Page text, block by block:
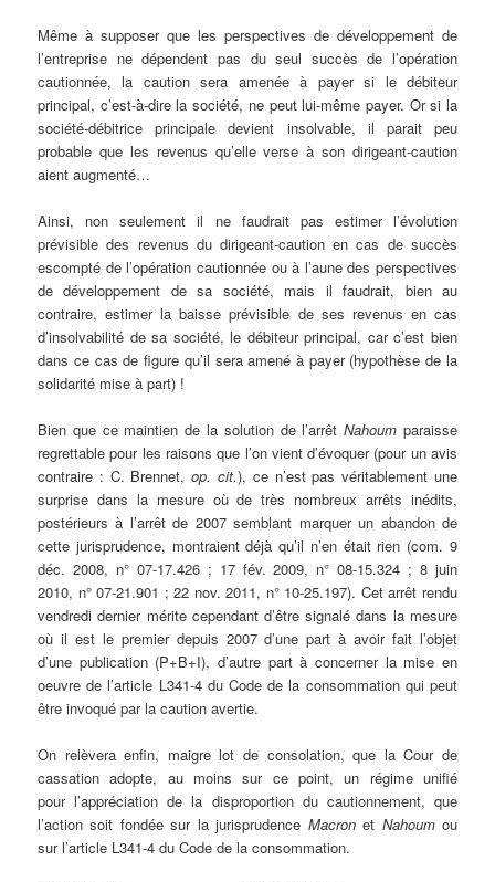
Même à supposer que les perspectives de développement de
l’entreprise ne dépendent pas du seul succès de l’opération
cautionnée, la caution sera amenée à payer si le débiteur
principal, c’est-à-dire la société, ne peut lui-même payer. Or si la
société-débitrice principale devient insolvable, il parait peu
probable que les revenus qu’elle verse à son dirigeant-caution
aient augmenté…
Ainsi, non seulement il ne faudrait pas estimer l’évolution
prévisible des revenus du dirigeant-caution en cas de succès
escompté de l’opération cautionnée ou à l’aune des perspectives
de développement de sa société, mais il faudrait, bien au
contraire, estimer la baisse prévisible de ses revenus en cas
d’insolvabilité de sa société, le débiteur principal, car c’est bien
dans ce cas de figure qu’il sera amené à payer (hypothèse de la
solidarité mise à part) !
Bien que ce maintien de la solution de l’arrêtNahoum paraisse
regrettable pour les raisons que l’on vient d’évoquer (pour un avis
contraire : C. Brennet,op. cit.), ce n’est pas véritablement une
surprise dans la mesure où de très nombreux arrêts inédits,
postérieurs à l’arrêt de 2007 semblant marquer un abandon de
cette jurisprudence, montraient déjà qu’il n’en était rien (com. 9
déc. 2008, n° 07-17.426 ; 17 fév. 2009, n° 08-15.324 ; 8 juin
2010, n° 07-21.901 ; 22 nov. 2011, n° 10-25.197). Cet arrêt rendu
vendredi dernier mérite cependant d’être signalé dans la mesure
où il est le premier depuis 2007 d’une part à avoir fait l’objet
d’une publication (P+B+I), d’autre part à concerner la mise en
oeuvre de l’article L341-4 du Code de la consommation qui peut
être invoqué par la caution avertie.
On relèvera enfin, maigre lot de consolation, que la Cour de
cassation adopte, au moins sur ce point, un régime unifié
pour l’appréciation de la disproportion du cautionnement, que
l’action soit fondée sur la jurisprudence Macronet Nahoumou
sur l’article L341-4 du Code de la consommation.